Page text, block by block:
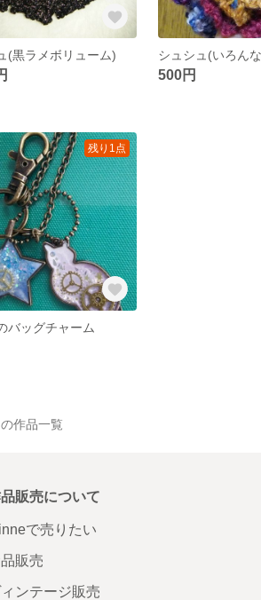
(黒ラメボリューム) シュシュ(いろん
500円
残り1点
バッグチャーム
作品一覧
販売について
で売りたい
販売
ンテージ販売